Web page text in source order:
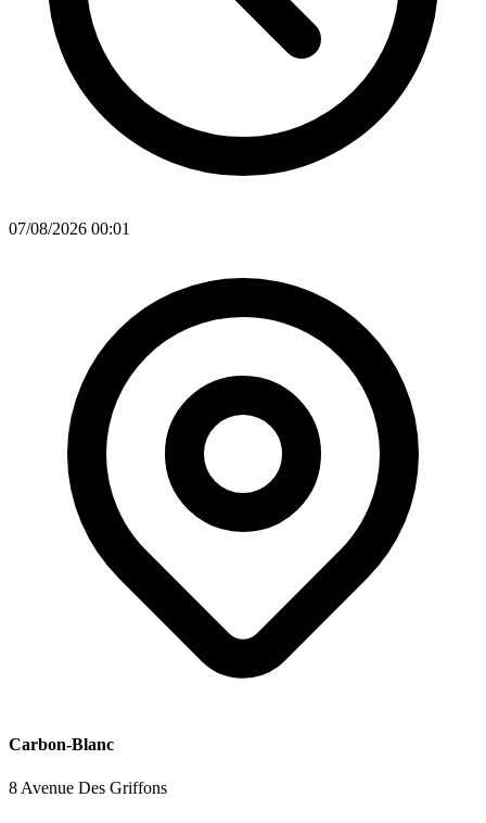
07/08/2026 00:01
Carbon-Blanc
8 Avenue Des Griffons